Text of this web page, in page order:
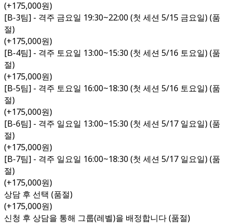
(+175,000원)
[B-3팀] - 격주 금요일 19:30~22:00 (첫 세션 5/15 금요일) (품
절)
(+175,000원)
[B-4팀] - 격주 토요일 13:00~15:30 (첫 세션 5/16 토요일) (품
절)
(+175,000원)
[B-5팀] - 격주 토요일 16:00~18:30 (첫 세션 5/16 토요일) (품
절)
(+175,000원)
[B-6팀] - 격주 일요일 13:00~15:30 (첫 세션 5/17 일요일) (품
절)
(+175,000원)
[B-7팀] - 격주 일요일 16:00~18:30 (첫 세션 5/17 일요일) (품
절)
(+175,000원)
상담 후 선택 (품절)
(+175,000원)
신청 후 상담을 통해 그룹(레벨)을 배정합니다 (품절)